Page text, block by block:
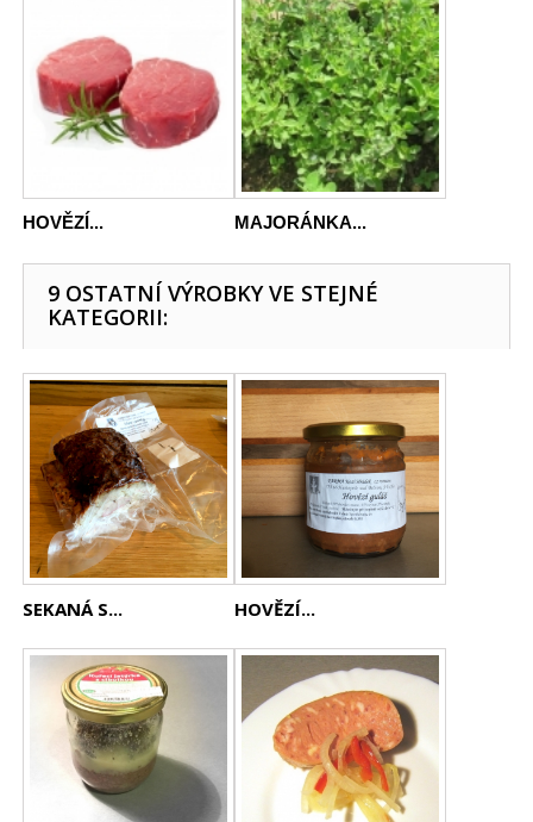
HOVĚZÍ... MAJORÁNKA...
9 OSTATNÍ VÝROBKY VE STEJNÉ
KATEGORII:
SEKANÁ S... HOVĚZÍ...